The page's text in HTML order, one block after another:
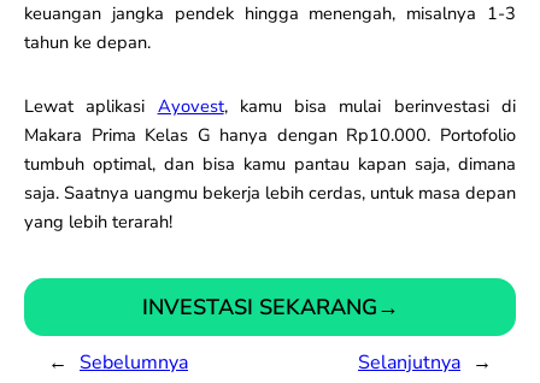
keuangan jangka pendek hingga menengah, misalnya 1-3
tahun ke depan.
Lewat aplikasi Ayovest, kamu bisa mulai berinvestasi di
Makara Prima Kelas G hanya dengan Rp10.000. Portofolio
tumbuh optimal, dan bisa kamu pantau kapan saja, dimana
saja. Saatnya uangmu bekerja lebih cerdas, untuk masa depan
yang lebih terarah!
INVESTASI SEKARANG→
← Sebelumnya Selanjutnya →